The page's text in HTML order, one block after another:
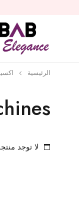
الرئيسية
لا توجد